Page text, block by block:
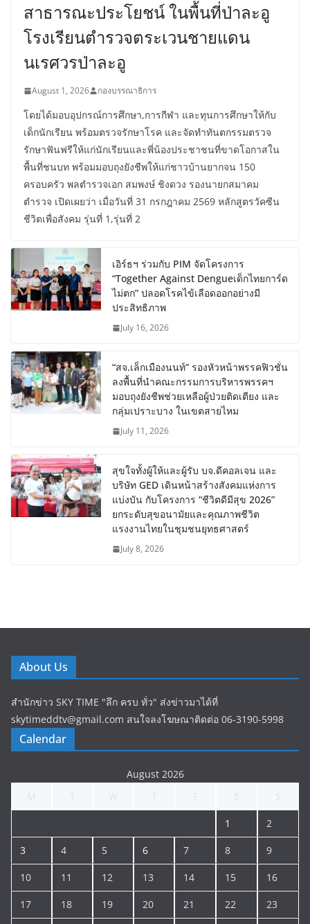
สาธารณะประโยชน์ ในพื้นที่ป่าละอู
โรงเรียนตำรวจตระเวนชายแดน
นเรศวรป่าละอู
August 1, 2026 กองบรรณาธิการ
โดยได้มอบอุปกรณ์การศึกษา,การกีฬา และทุนการศึกษาให้กับ
เด็กนักเรียน พร้อมตรวจรักษาโรค และจัดทำทันตกรรมตรวจ
รักษาฟันฟรีให้แก่นักเรียนและพี่น้องประชาชนที่ขาดโอกาสใน
พื้นที่ชนบท พร้อมมอบถุงยังชีพให้แก่ชาวบ้านยากจน 150
ครอบครัว พลตำรวจเอก สมพงษ์ ชิงดวง รองนายกสมาคม
ตำรวจ เปิดเผยว่า เมื่อวันที่ 31 กรกฎาคม 2569 หลักสูตรวัคซีน
ชีวิตเพื่อสังคม รุ่นที่ 1,รุ่นที่ 2
เอิร์ธฯ ร่วมกับ PIM จัดโครงการ
“Together Against Dengueเด็กไทยการ์ด
ไม่ตก” ปลอดโรคไข้เลือดออกอย่างมี
ประสิทธิภาพ
July 16, 2026
“สจ.เล็กเมืองนนท์” รองหัวหน้าพรรคฟิวชั่น
ลงพื้นที่นำคณะกรรมการบริหารพรรคฯ
มอบถุงยังชีพช่วยเหลือผู้ป่วยติดเตียง และ
กลุ่มเปราะบาง ในเขตสายไหม
July 11, 2026
สุขใจทั้งผู้ให้และผู้รับ บจ.ดีคอลเจน และ
บริษัท GED เดินหน้าสร้างสังคมแห่งการ
แบ่งบัน​ กับโครงการ “ชีวิตดีมีสุข 2026”
ยกระดับสุขอนามัยและคุณภาพชีวิต
แรงงานไทยในชุมชนยุทธศาสตร์
July 8, 2026
About Us
สำนักข่าว SKY TIME "ลึก ครบ ทั่ว" ส่งข่าวมาได้ที่
skytimeddtv@gmail.com สนใจลงโฆษณาติดต่อ 06-3190-5998
Calendar
August 2026
1 2
3 4 5 6 7 8 9
10 11 12 13 14 15 16
17 18 19 20 21 22 23